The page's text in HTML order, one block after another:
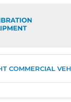
COMMERCIAL